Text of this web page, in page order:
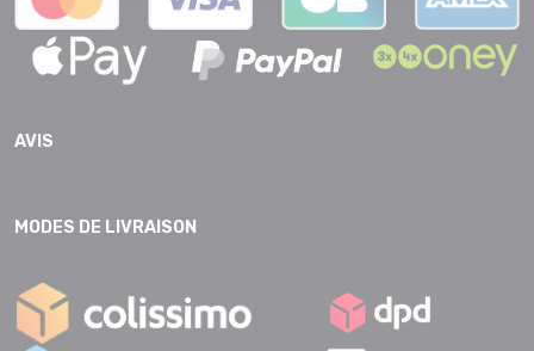
AVIS
MODES DE LIVRAISON